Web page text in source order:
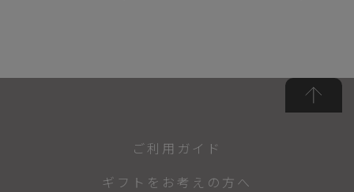
ご利用ガイド
ギフトをお考えの方へ